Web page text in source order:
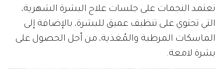
تعتمد النجمات على جلسات علاج البشرة الشهرية،
التي تحتوي على تنظيف عميق للبشرة، بالإضافة إلى
الماسكات المرطبة والمُغذية، من أجل الحصول على
بشرة لامعة.